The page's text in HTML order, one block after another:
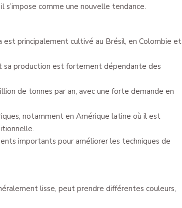
s’impose comme une nouvelle tendance.
est principalement cultivé au Brésil, en Colombie et
sa production est fortement dépendante des
de tonnes par an, avec une forte demande en
notamment en Amérique latine où il est
importants pour améliorer les techniques de
lisse, peut prendre différentes couleurs,